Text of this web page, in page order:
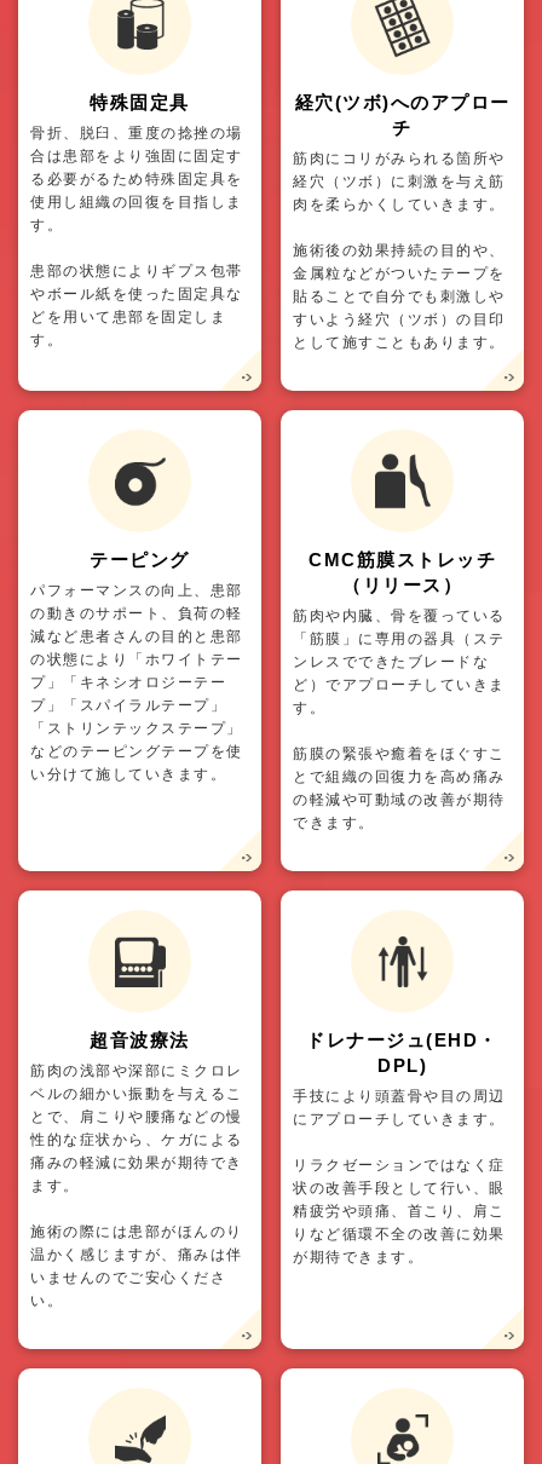
特殊固定具
骨折、脱臼、重度の捻挫の場
合は患部をより強固に固定す
る必要がるため特殊固定具を
使用し組織の回復を目指しま
す。
患部の状態によりギプス包帯
やボール紙を使った固定具な
どを用いて患部を固定しま
す。
経穴(ツボ)へのアプロー
チ
筋肉にコリがみられる箇所や
経穴（ツボ）に刺激を与え筋
肉を柔らかくしていきます。
施術後の効果持続の目的や、
金属粒などがついたテープを
貼ることで自分でも刺激しや
すいよう経穴（ツボ）の目印
として施すこともあります。
テーピング
パフォーマンスの向上、患部
の動きのサポート、負荷の軽
減など患者さんの目的と患部
の状態により「ホワイトテー
プ」「キネシオロジーテー
プ」「スパイラルテープ」
「ストリンテックステープ」
などのテーピングテープを使
い分けて施していきます。
CMC筋膜ストレッチ
（リリース）
筋肉や内臓、骨を覆っている
「筋膜」に専用の器具（ステ
ンレスでできたブレードな
ど）でアプローチしていきま
す。
筋膜の緊張や癒着をほぐすこ
とで組織の回復力を高め痛み
の軽減や可動域の改善が期待
できます。
超音波療法
筋肉の浅部や深部にミクロレ
ベルの細かい振動を与えるこ
とで、肩こりや腰痛などの慢
性的な症状から、ケガによる
痛みの軽減に効果が期待でき
ます。
施術の際には患部がほんのり
温かく感じますが、痛みは伴
いませんのでご安心くださ
い。
ドレナージュ(EHD・
DPL)
手技により頭蓋骨や目の周辺
にアプローチしていきます。
リラクゼーションではなく症
状の改善手段として行い、眼
精疲労や頭痛、首こり、肩こ
りなど循環不全の改善に効果
が期待できます。